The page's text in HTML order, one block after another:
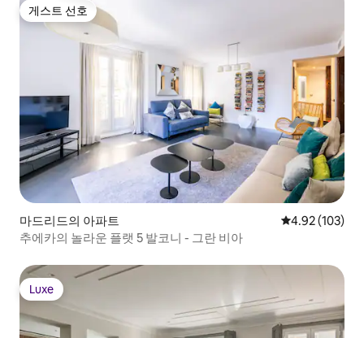
게스트 선호
게스트 선호
마드리드의 아파트 평점 4.92점(5
4.92 (103)
추에카의 놀라운 플랫 5 발코니 - 그란 비아
Luxe
Luxe